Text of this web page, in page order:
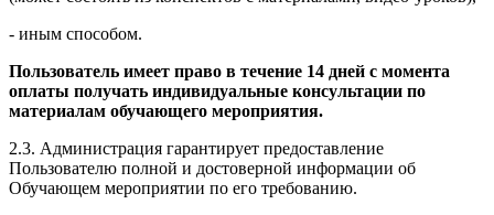
- иным способом.
Пользователь имеет право в течение 14 дней с момента
оплаты получать индивидуальные консультации по
материалам обучающего мероприятия.
2.3. Администрация гарантирует предоставление
Пользователю полной и достоверной информации об
Обучающем мероприятии по его требованию.